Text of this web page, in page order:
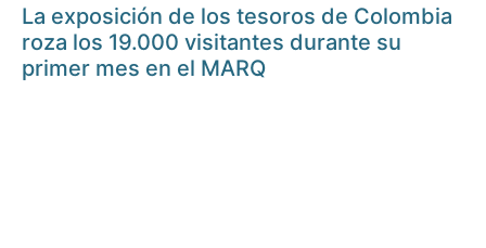
La exposición de los tesoros de Colombia
roza los 19.000 visitantes durante su
primer mes en el MARQ